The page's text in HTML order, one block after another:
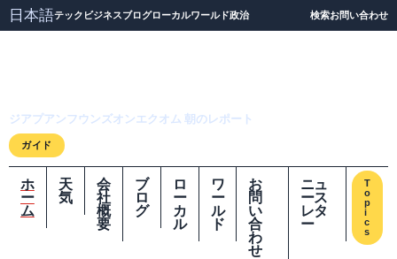
日本語テック ビジネスブログローカルワールド政治 検索お問い合わせ
ジアプアンフウンズオンエクオム 朝のレポート
ガイド
ホ
ー
ム
天
気
会
社
概
要
ブ
ロ
グ
ロ
ー
カ
ル
ワ
ー
ル
ド
お
問
い
合
わ
せ
ニュ
ース
レタ
ー
T
o
p
i
c
s